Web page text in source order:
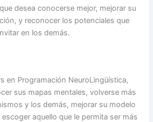
desea conocerse mejor, mejorar su
y reconocer los potenciales que
en los demás.
en Programación NeuroLingüística,
sus mapas mentales, volverse más
y los demás, mejorar su modelo
aquello que le permita ser más